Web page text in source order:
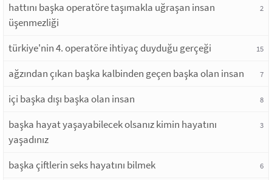
hattını başka operatöre taşımakla uğraşan insan
üşenmezliği
2
türkiye'nin 4. operatöre ihtiyaç duyduğu gerçeği 15
ağzından çıkan başka kalbinden geçen başka olan insan 7
içi başka dışı başka olan insan 8
başka hayat yaşayabilecek olsanız kimin hayatını
yaşadınız
3
başka çiftlerin seks hayatını bilmek 6